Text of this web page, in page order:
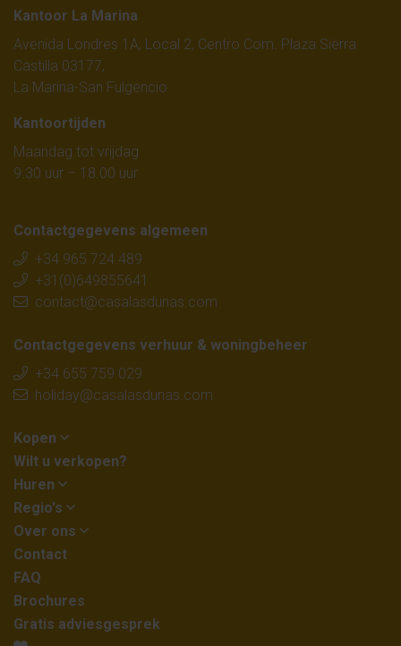
Kantoor La Marina
Avenida Londres 1A, Local 2, Centro Com. Plaza Sierra
Castilla 03177,
La Marina-San Fulgencio
Kantoortijden
Maandag tot vrijdag
9.30 uur – 18.00 uur
Contactgegevens algemeen
+34 965 724 489
+31(0)649855641
contact@casalasdunas.com
Contactgegevens verhuur & woningbeheer
+34 655 759 029
holiday@casalasdunas.com
Kopen
Wilt u verkopen?
Huren
Regio's
Over ons
Contact
FAQ
Brochures
Gratis adviesgesprek